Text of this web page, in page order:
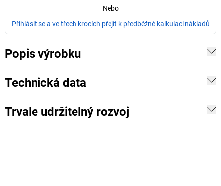
Nebo
Přihlásit se a ve třech krocích přejít k předběžné kalkulaci nákladů
Popis výrobku
Technická data
Trvale udržitelný rozvoj